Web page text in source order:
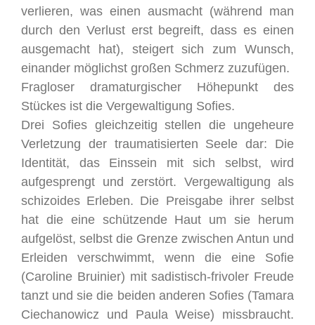
verlieren, was einen ausmacht (während man
durch den Verlust erst begreift, dass es einen
ausgemacht hat), steigert sich zum Wunsch,
einander möglichst großen Schmerz zuzufügen.
Fragloser dramaturgischer Höhepunkt des
Stückes ist die Vergewaltigung Sofies.
Drei Sofies gleichzeitig stellen die ungeheure
Verletzung der traumatisierten Seele dar: Die
Identität, das Einssein mit sich selbst, wird
aufgesprengt und zerstört. Vergewaltigung als
schizoides Erleben. Die Preisgabe ihrer selbst
hat die eine schützende Haut um sie herum
aufgelöst, selbst die Grenze zwischen Antun und
Erleiden verschwimmt, wenn die eine Sofie
(Caroline Bruinier) mit sadistisch-frivoler Freude
tanzt und sie die beiden anderen Sofies (Tamara
Ciechanowicz und Paula Weise) missbraucht.